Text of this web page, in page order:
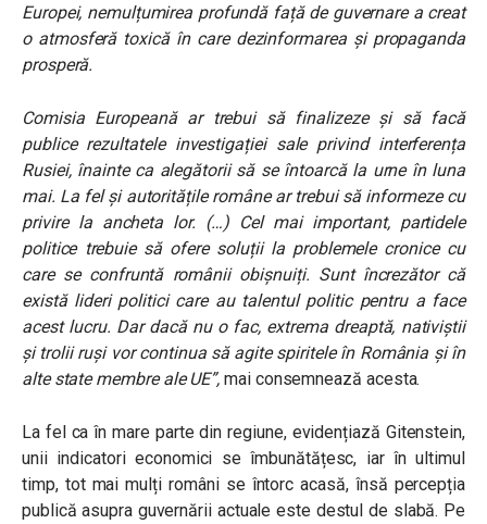
Europei, nemulțumirea profundă față de guvernare a creat
o atmosferă toxică în care dezinformarea și propaganda
prosperă.
Comisia Europeană ar trebui să finalizeze și să facă
publice rezultatele investigației sale privind interferența
Rusiei, înainte ca alegătorii să se întoarcă la urne în luna
mai. La fel și autoritățile române ar trebui să informeze cu
privire la ancheta lor. (…) Cel mai important, partidele
politice trebuie să ofere soluții la problemele cronice cu
care se confruntă românii obișnuiți. Sunt încrezător că
există lideri politici care au talentul politic pentru a face
acest lucru. Dar dacă nu o fac, extrema dreaptă, nativiștii
și trolii ruși vor continua să agite spiritele în România și în
alte state membre ale UE”,mai consemnează acesta.
La fel ca în mare parte din regiune, evidențiază Gitenstein,
unii indicatori economici se îmbunătățesc, iar în ultimul
timp, tot mai mulți români se întorc acasă, însă percepția
publică asupra guvernării actuale este destul de slabă. Pe